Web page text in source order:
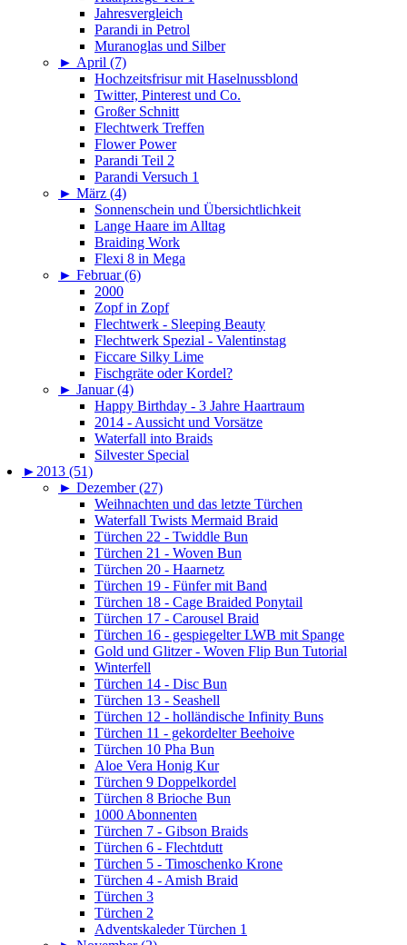
Jahresvergleich
Parandi in Petrol
Muranoglas und Silber
► April (7)
Hochzeitsfrisur mit Haselnussblond
Twitter, Pinterest und Co.
Großer Schnitt
Flechtwerk Treffen
Flower Power
Parandi Teil 2
Parandi Versuch 1
► März (4)
Sonnenschein und Übersichtlichkeit
Lange Haare im Alltag
Braiding Work
Flexi 8 in Mega
► Februar (6)
2000
Zopf in Zopf
Flechtwerk - Sleeping Beauty
Flechtwerk Spezial - Valentinstag
Ficcare Silky Lime
Fischgräte oder Kordel?
► Januar (4)
Happy Birthday - 3 Jahre Haartraum
2014 - Aussicht und Vorsätze
Waterfall into Braids
Silvester Special
► 2013 (51)
► Dezember (27)
Weihnachten und das letzte Türchen
Waterfall Twists Mermaid Braid
Türchen 22 - Twiddle Bun
Türchen 21 - Woven Bun
Türchen 20 - Haarnetz
Türchen 19 - Fünfer mit Band
Türchen 18 - Cage Braided Ponytail
Türchen 17 - Carousel Braid
Türchen 16 - gespiegelter LWB mit Spange
Gold und Glitzer - Woven Flip Bun Tutorial
Winterfell
Türchen 14 - Disc Bun
Türchen 13 - Seashell
Türchen 12 - holländische Infinity Buns
Türchen 11 - gekordelter Beehoive
Türchen 10 Pha Bun
Aloe Vera Honig Kur
Türchen 9 Doppelkordel
Türchen 8 Brioche Bun
1000 Abonnenten
Türchen 7 - Gibson Braids
Türchen 6 - Flechtdutt
Türchen 5 - Timoschenko Krone
Türchen 4 - Amish Braid
Türchen 3
Türchen 2
Adventskaleder Türchen 1